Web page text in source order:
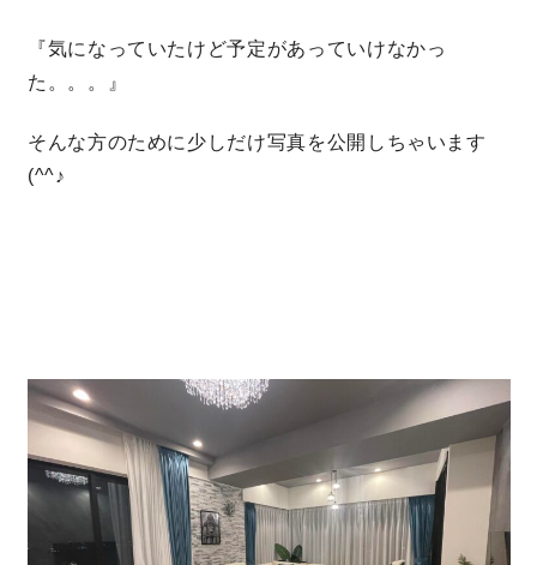
身体に優しい自然素材の家
徹底したコストダウンの追求
快適な室内環境へのこだわり
生涯続く安心のアフターフォロー
『気になっていたけど予定があっていけなかっ
た。。。』
そんな方のために少しだけ写真を公開しちゃいます
(^^♪